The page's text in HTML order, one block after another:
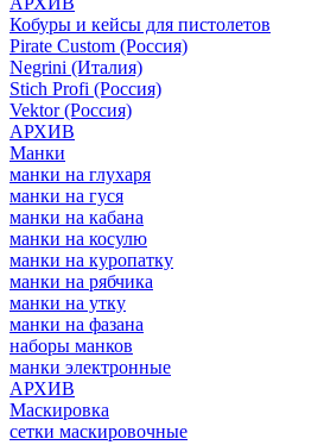
Кобуры и кейсы для пистолетов
Pirate Custom (Россия)
Negrini (Италия)
Stich Profi (Россия)
Vektor (Россия)
АРХИВ
Манки
манки на глухаря
манки на гуся
манки на кабана
манки на косулю
манки на куропатку
манки на рябчика
манки на утку
манки на фазана
наборы манков
манки электронные
АРХИВ
Маскировка
сетки маскировочные